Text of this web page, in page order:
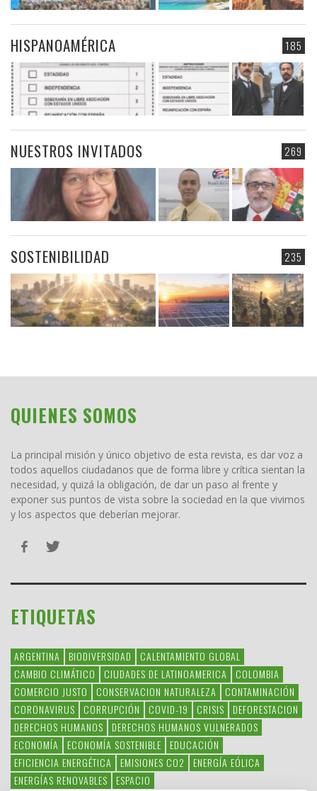
185
HISPANOAMÉRICA
269
NUESTROS INVITADOS
235
SOSTENIBILIDAD
QUIENES SOMOS
La principal misión y único objetivo de esta revista, es dar voz a
todos aquellos ciudadanos que de forma libre y crítica sientan la
necesidad, y quizá la obligación, de dar un paso al frente y
exponer sus puntos de vista sobre la sociedad en la que vivimos
y los aspectos que deberían mejorar.
ETIQUETAS
ARGENTINA BIODIVERSIDAD
CALENTAMIENTO GLOBAL
CAMBIO CLIMÁTICO
CIUDADES DE LATINOAMERICA
COLOMBIA
COMERCIO JUSTO
CONSERVACION NATURALEZA
CONTAMINACIÓN
CORONAVIRUS
CORRUPCIÓN COVID-19 CRISIS
DEFORESTACION
DERECHOS HUMANOS
DERECHOS HUMANOS VULNERADOS
ECONOMÍA
ECONOMÍA SOSTENIBLE
EDUCACIÓN
EFICIENCIA ENERGÉTICA
EMISIONES CO2
ENERGÍA EÓLICA
ENERGÍAS RENOVABLES
ESPACIO